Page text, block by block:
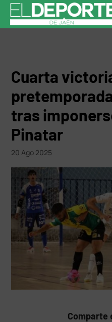
Cuarta
tras
Pinatar
20 Ago 2025
Comparte